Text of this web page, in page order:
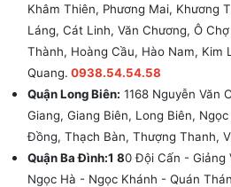
Khâm Thiên, Phương Mai, Khương
Láng, Cát Linh, Văn Chương, Ô
Thành, Hoàng Cầu, Hào Nam, Kim
Quang. 0938.54.54.58
Quận Long Biên: 1168 Nguyễn Văn
Giang, Giang Biên, Long Biên,
Đồng, Thạch Bàn, Thượng Thanh,
Quận Ba Đình:1 80 Đội Cấn - Giảng
Ngọc Hà - Ngọc Khánh - Quán